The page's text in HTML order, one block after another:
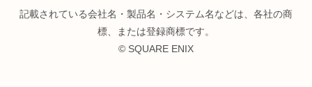
記載されている会社名・製品名・システム名などは、各社の商
標、または登録商標です。
© SQUARE ENIX